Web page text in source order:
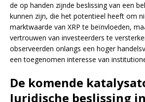
de op handen zijnde beslissing van een
kunnen zijn, die het potentieel heeft om
marktwaarde van XRP te beïnvloeden,
vertrouwen van investeerders te
observeerden onlangs een hoger
een toegenomen interesse van
De komende
Juridische beslissing in